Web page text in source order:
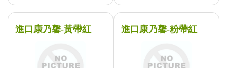
進口康乃馨-黃帶紅 進口康乃馨-粉帶紅